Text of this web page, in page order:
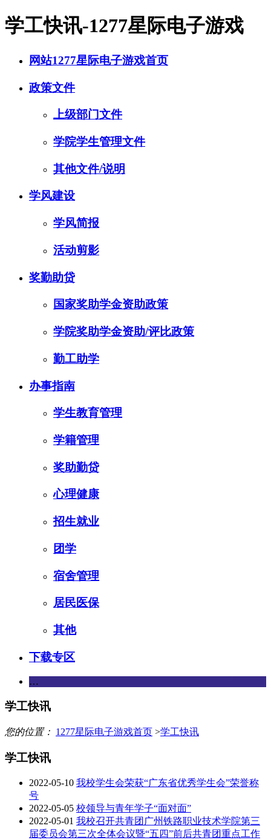
学工快讯-1277星际电子游戏
网站1277星际电子游戏首页
政策文件
上级部门文件
学院学生管理文件
其他文件/说明
学风建设
学风简报
活动剪影
奖勤助贷
国家奖助学金资助政策
学院奖助学金资助/评比政策
勤工助学
办事指南
学生教育管理
学籍管理
奖助勤贷
心理健康
招生就业
团学
宿舍管理
居民医保
其他
下载专区
…
学工快讯
您的位置： 1277星际电子游戏首页 >学工快讯
学工快讯
2022-05-10 我校学生会荣获“广东省优秀学生会”荣誉称
号
2022-05-05 校领导与青年学子“面对面”
2022-05-01 我校召开共青团广州铁路职业技术学院第三
届委员会第三次全体会议暨“五四”前后共青团重点工作